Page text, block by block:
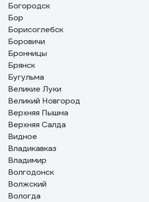
Богородск
Бор
Борисоглебск
Боровичи
Бронницы
Брянск
Бугульма
Великие Луки
Великий Новгород
Верхняя Пышма
Верхняя Салда
Видное
Владикавказ
Владимир
Волгодонск
Волжский
Вологда